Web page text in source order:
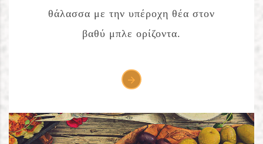
θάλασσα με την υπέροχη θέα στον
βαθύ μπλε ορίζοντα.